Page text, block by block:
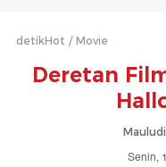
detikHot Movie
Deretan
Senin,